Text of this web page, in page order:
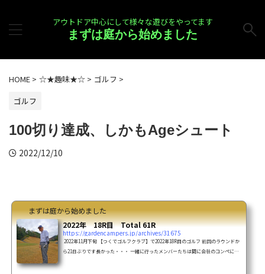
アウトドア中心にして様々な遊びをやってます
まずは庭から始めました
HOME > ☆★趣味★☆ > ゴルフ >
ゴルフ
100切り達成、しかもAgeシュート
2022/12/10
まずは庭から始めました
2022年 18R目 Total 61R
https://gardencampers.jp/archives/31675
2022年11月下旬 【つくでゴルフクラブ】で2022年18R目のゴルフ 前回のラウンドか
ら21日ぶりです長かった・・・ 一緒に行ったメンバーたちは間に会社のコンペに参